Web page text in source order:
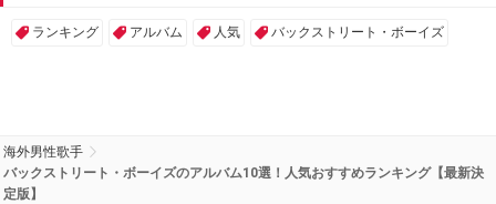
ランキング アルバム 人気 バックストリート・ボーイズ
海外男性歌手
バックストリート・ボーイズのアルバム10選！人気おすすめランキング【最新決
定版】